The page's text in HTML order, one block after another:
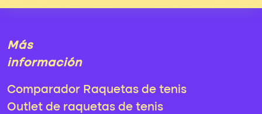
Más
información
Comparador Raquetas de tenis
Outlet de raquetas de tenis